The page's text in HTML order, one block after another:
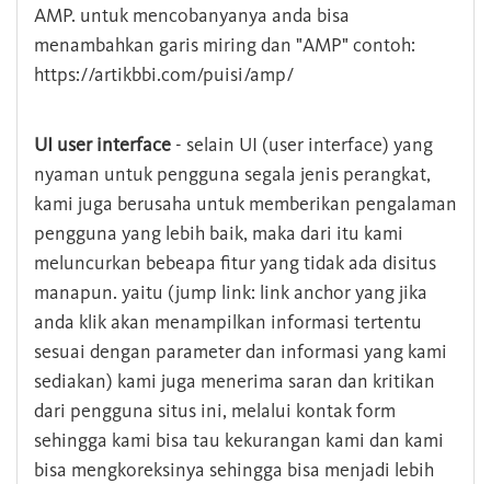
AMP. untuk mencobanyanya anda bisa
menambahkan garis miring dan "AMP" contoh:
https://artikbbi.com/puisi/amp/
UI user interface - selain UI (user interface) yang
nyaman untuk pengguna segala jenis perangkat,
kami juga berusaha untuk memberikan pengalaman
pengguna yang lebih baik, maka dari itu kami
meluncurkan bebeapa fitur yang tidak ada disitus
manapun. yaitu (jump link: link anchor yang jika
anda klik akan menampilkan informasi tertentu
sesuai dengan parameter dan informasi yang kami
sediakan) kami juga menerima saran dan kritikan
dari pengguna situs ini, melalui kontak form
sehingga kami bisa tau kekurangan kami dan kami
bisa mengkoreksinya sehingga bisa menjadi lebih